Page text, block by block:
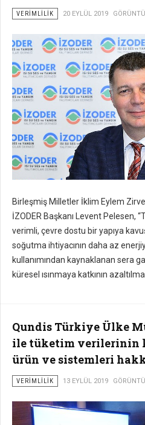
VERIMLILIK 20 EYLÜL 2019
Birleşmiş Milletler İklim Eylem
İZODER Başkanı Levent Pelesen,
verimli, çevre dostu bir yapıya
soğutma ihtiyacının daha az
kullanımından kaynaklanan sera
küresel ısınmaya katkının
Qundis Türkiye Ülke
ile tüketim verilerinin
ürün ve sistemleri
VERIMLILIK 13 EYLÜL 2019